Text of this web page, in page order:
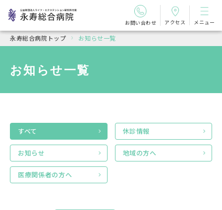
お問い合わせ アクセス メニュー
永寿総合病院トップ お知らせ一覧
お知らせ一覧
すべて 休診情報
お知らせ 地域の方へ
医療関係者の方へ